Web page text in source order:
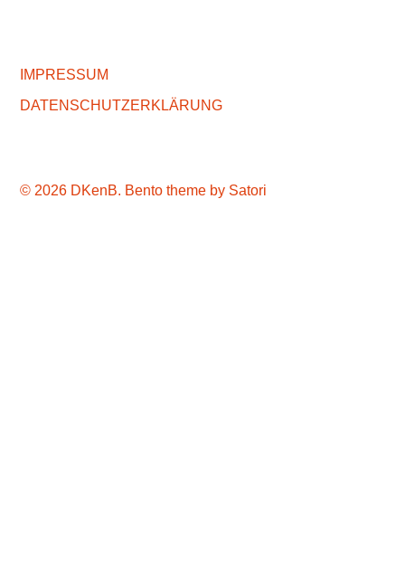
IMPRESSUM
DATENSCHUTZERKLÄRUNG
© 2026 DKenB. Bento theme by Satori